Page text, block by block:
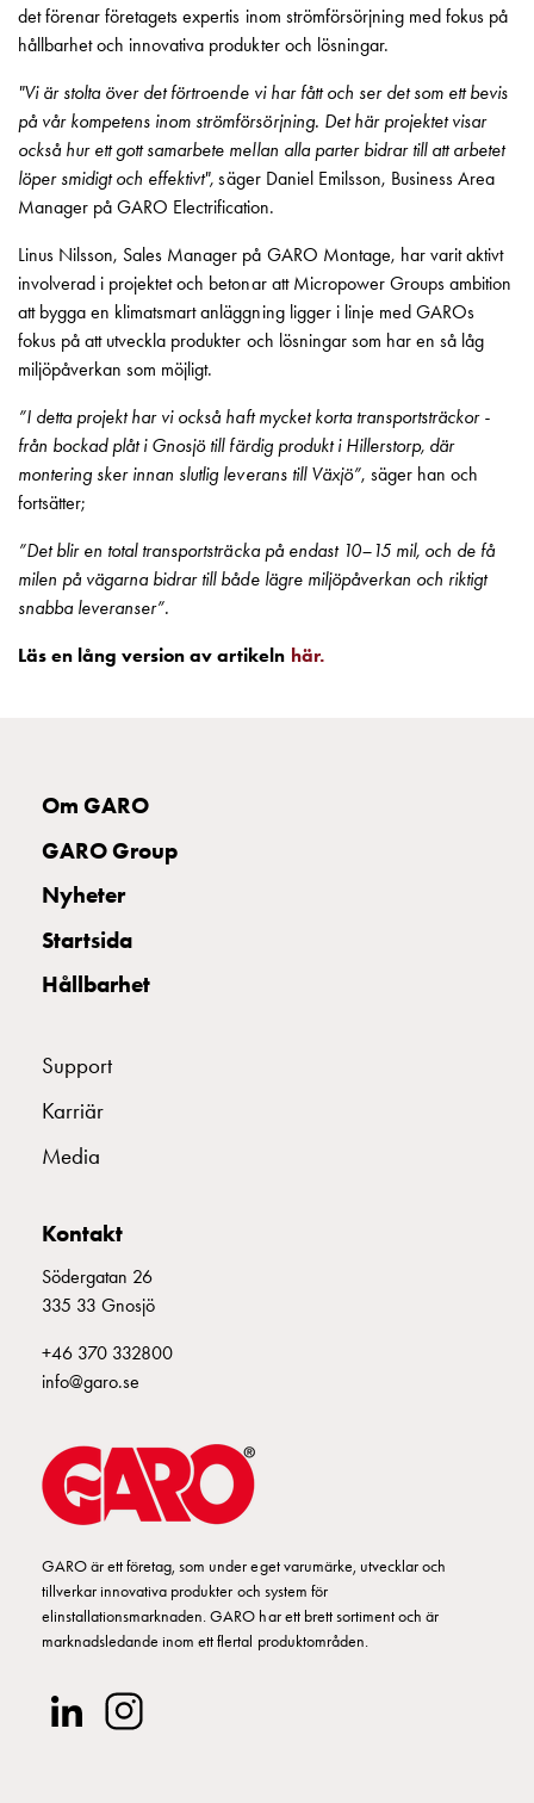
laddning
Varför
ladda
laddbox
och
inte
vägguttag?
Välj
laddbox
din
elbil
Standarder
certifikat
för
laddboxar
Guide:
Ladda
elbilen
oväder
Elbilen
energicentral:
introduktion
trädet
GARO
GAROs
det förenar företagets expertis inom strömförsörjning med fokus på
hållbarhet och innovativa produkter och lösningar.
"Vi är stolta över det förtroende vi har fått och ser det som ett bevis
på vår kompetens inom strömförsörjning. Det här projektet visar
också hur ett gott samarbete mellan alla parter bidrar till att arbetet
löper smidigt och effektivt", säger Daniel Emilsson, Business Area
Manager på GARO Electrification.
Linus Nilsson, Sales Manager på GARO Montage, har varit aktivt
involverad i projektet och betonar att Micropower Groups ambition
att bygga en klimatsmart anläggning ligger i linje med GAROs
fokus på att utveckla produkter och lösningar som har en så låg
miljöpåverkan som möjligt.
”I detta projekt har vi också haft mycket korta transportsträckor -
från bockad plåt i Gnosjö till färdig produkt i Hillerstorp, där
montering sker innan slutlig leverans till Växjö”, säger han och
fortsätter;
”Det blir en total transportsträcka på endast 10–15 mil, och de få
milen på vägarna bidrar till både lägre miljöpåverkan och riktigt
snabba leveranser”.
Läs en lång version av artikeln här.
Om GARO
GARO Group
Nyheter
Startsida
Hållbarhet
Support
Karriär
Media
Kontakt
Södergatan 26
335 33 Gnosjö
+46 370 332800
info@garo.se
GARO är ett företag, som under eget varumärke, utvecklar och
tillverkar innovativa produkter och system för
elinstallationsmarknaden. GARO har ett brett sortiment och är
marknadsledande inom ett flertal produktområden.